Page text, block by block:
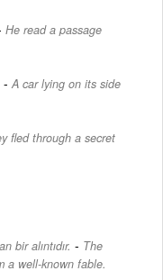
He read a passage
- A car lying on its side
fled through a secret
bir alıntıdır. - The
a well-known fable.